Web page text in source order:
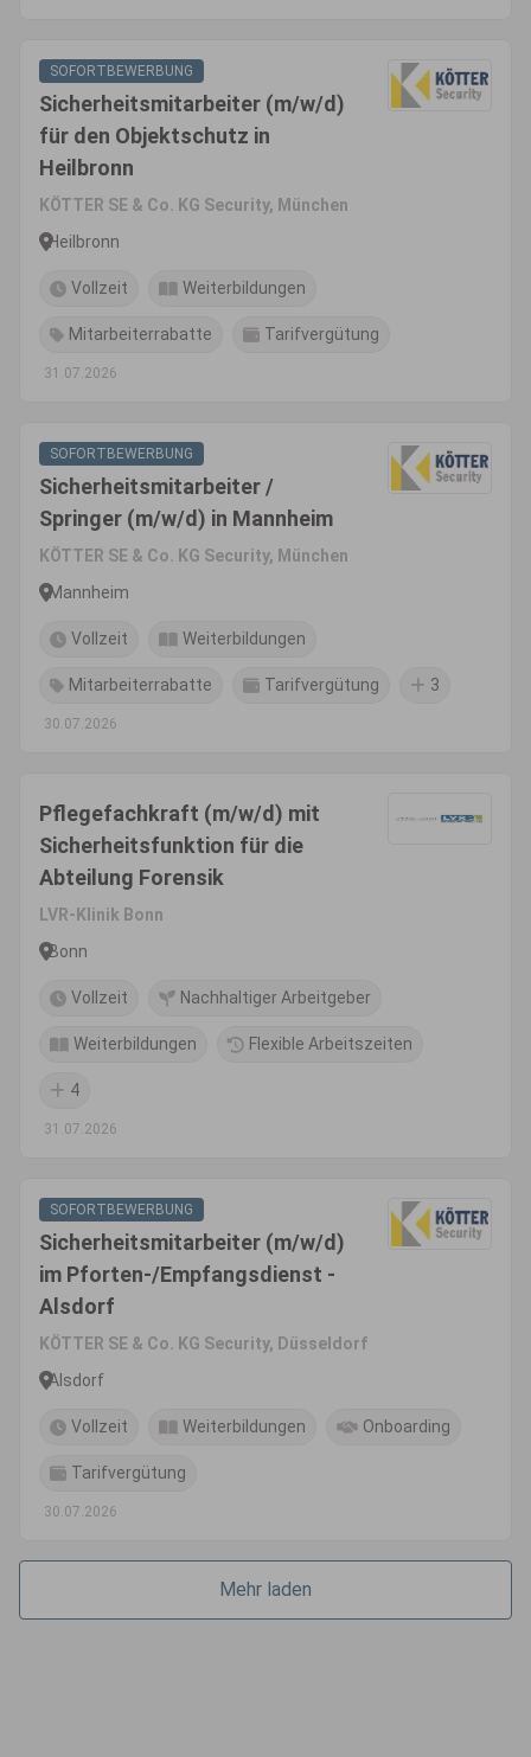
SOFORTBEWERBUNG
Sicherheitsmitarbeiter (m/w/d)
für den Objektschutz in
Heilbronn
KÖTTER SE & Co. KG Security, München
Heilbronn
Vollzeit Weiterbildungen
Mitarbeiterrabatte Tarifvergütung
31.07.2026
SOFORTBEWERBUNG
Sicherheitsmitarbeiter /
Springer (m/w/d) in Mannheim
KÖTTER SE & Co. KG Security, München
Mannheim
Vollzeit Weiterbildungen
Mitarbeiterrabatte Tarifvergütung 3
30.07.2026
Pflegefachkraft (m/w/d) mit
Sicherheitsfunktion für die
Abteilung Forensik
LVR-Klinik Bonn
Bonn
Vollzeit Nachhaltiger Arbeitgeber
Weiterbildungen Flexible Arbeitszeiten
4
31.07.2026
SOFORTBEWERBUNG
Sicherheitsmitarbeiter (m/w/d)
im Pforten-/Empfangsdienst -
Alsdorf
KÖTTER SE & Co. KG Security, Düsseldorf
Alsdorf
Vollzeit Weiterbildungen Onboarding
Tarifvergütung
30.07.2026
Mehr laden